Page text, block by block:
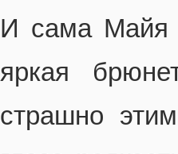
И сама Майя
яркая
страшно